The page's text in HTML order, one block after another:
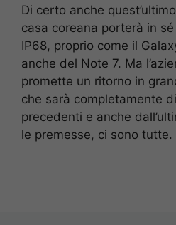
Di certo anche
casa coreana porterà in
IP68, proprio come il
anche del Note 7. Ma
promette un ritorno in
che sarà completamente
precedenti e anche
le premesse, ci sono tutte.